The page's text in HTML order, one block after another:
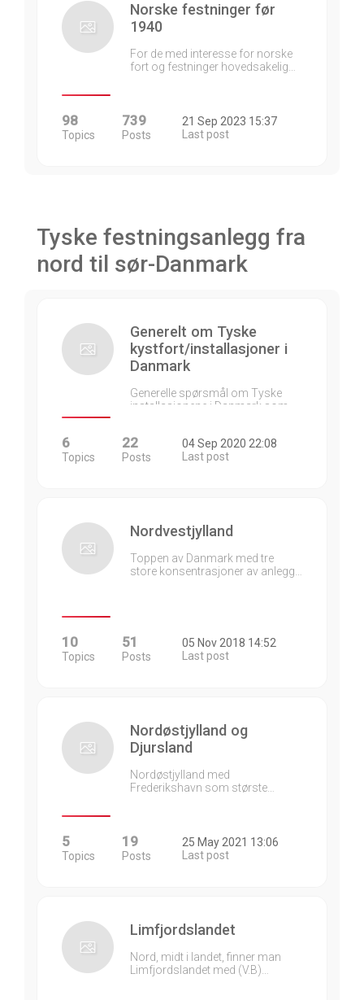
Norske festninger før
1940
For de med interesse for norske
fort og festninger hovedsakelig…
98
Topics
739
Posts
21 Sep 2023 15:37
Last post
Tyske festningsanlegg fra
nord til sør-Danmark
Generelt om Tyske
kystfort/installasjoner i
Danmark
Generelle spørsmål om Tyske
installasjonene i Danmark som…
6
Topics
22
Posts
04 Sep 2020 22:08
Last post
Nordvestjylland
Toppen av Danmark med tre
store konsentrasjoner av anlegg…
10
Topics
51
Posts
05 Nov 2018 14:52
Last post
Nordøstjylland og
Djursland
Nordøstjylland med
Frederikshavn som største…
5
Topics
19
Posts
25 May 2021 13:06
Last post
Limfjordslandet
Nord, midt i landet, finner man
Limfjordslandet med (V.B)…